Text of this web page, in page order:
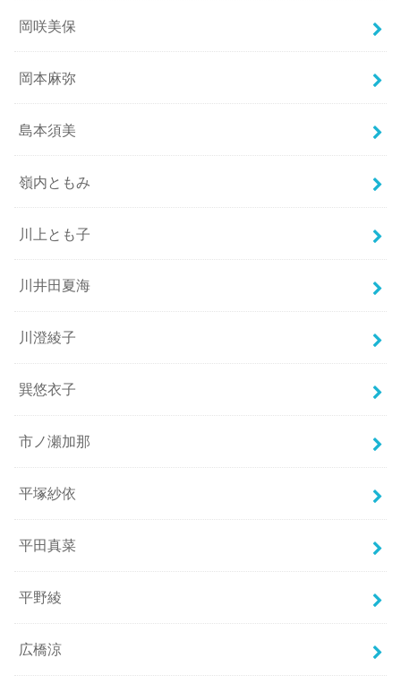
岡咲美保
岡本麻弥
島本須美
嶺内ともみ
川上とも子
川井田夏海
川澄綾子
巽悠衣子
市ノ瀬加那
平塚紗依
平田真菜
平野綾
広橋涼